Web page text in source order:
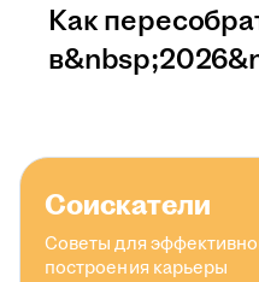
Как
Соискатели
Советы для
построения карьеры